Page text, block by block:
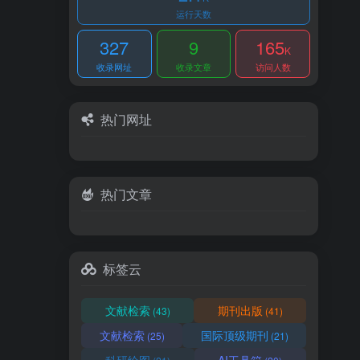
运行天数
327
收录网址
9
收录文章
165K
访问人数
热门网址
热门文章
标签云
文献检索(43) 期刊出版 (41)
文献检索(25) 国际顶级期刊 (21)